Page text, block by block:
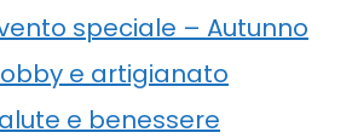
speciale – Autunno
e artigianato
e benessere